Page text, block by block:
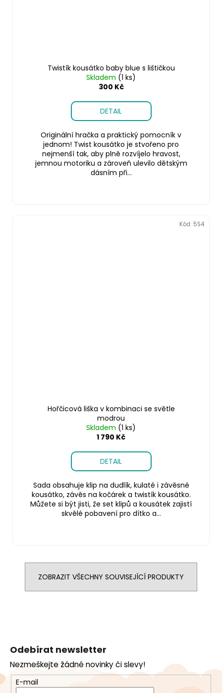
Twistík kousátko baby blue s lištičkou
Skladem (1 ks)
300 Kč
DETAIL
Originální hračka a praktický pomocník v
jednom! Twist kousátko je stvořeno pro
nejmenší tak, aby plně rozvíjelo hravost,
jemnou motoriku a zároveň ulevilo dětským
dásním při...
Hořčicová liška v kombinaci se světle
modrou
Skladem (1 ks)
1 790 Kč
DETAIL
Sada obsahuje klip na dudlík, kulaté i závěsné
kousátko, závěs na kočárek a twistík kousátko.
Můžete si být jisti, že set klipů a kousátek zajistí
skvělé pobavení pro dítko a...
Kód: 5S4
ZOBRAZIT VŠECHNY SOUVISEJÍCÍ PRODUKTY
a
t
Odebírat newsletter
Nezmeškejte žádné novinky či slevy!
E-mail